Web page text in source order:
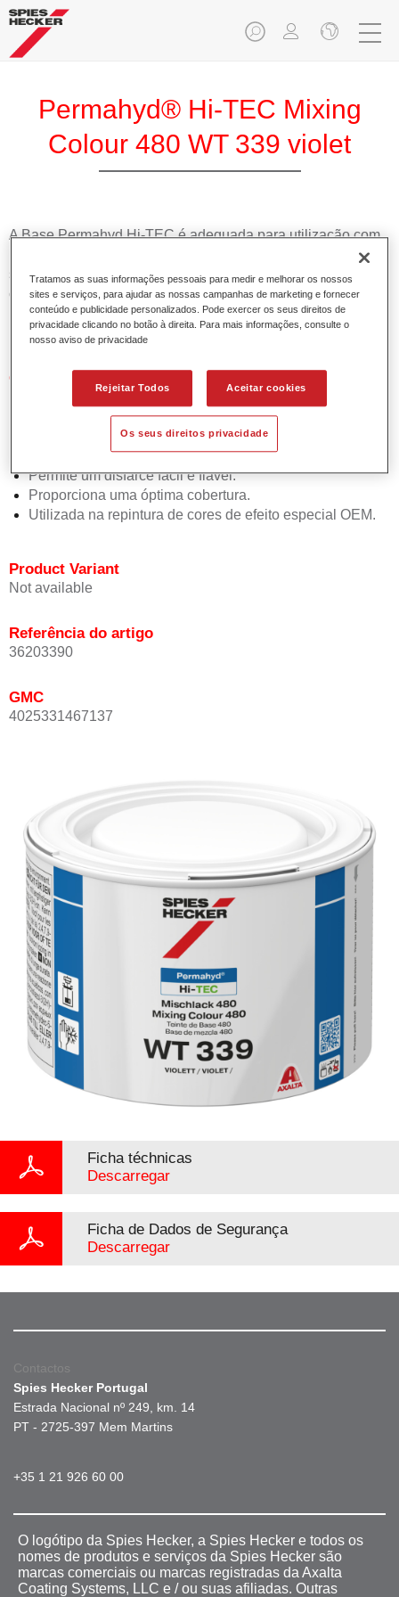
Permahyd® Hi-TEC Mixing
Colour 480 WT 339 violet
A Base Permahyd Hi-TEC é adequada para utilização com
sistema de base bicamada aquosa. Este sistema de mistura
contém todas as cores lisas e de efeito necessárias para a
repintura de alta qualidade de veículos automóveis de
passageiros.
Características do produto
Simples e rápido de aplicar.
Oferece uma precisão de cor excepcional mesmo com
orientação de efeito.
Promove tempos de processo curtos.
Permite um disfarce fácil e fiável.
Proporciona uma óptima cobertura.
Utilizada na repintura de cores de efeito especial OEM.
Product Variant
Not available
Referência do artigo
36203390
GMC
4025331467137
Ficha téchnicas
Descarregar
Ficha de Dados de Segurança
Descarregar
Contactos
Spies Hecker Portugal
Estrada Nacional nº 249, km. 14
PT - 2725-397 Mem Martins
+35 1 21 926 60 00
O logótipo da Spies Hecker, a Spies Hecker e todos os
nomes de produtos e serviços da Spies Hecker são
marcas comerciais ou marcas registradas da Axalta
Coating Systems, LLC e / ou suas afiliadas. Outras
Tratamos as suas informações pessoais para medir e melhorar os nossos
sites e serviços, para ajudar as nossas campanhas de marketing e fornecer
conteúdo e publicidade personalizados. Pode exercer os seus direitos de
privacidade clicando no botão à direita. Para mais informações, consulte o
nosso aviso de privacidade
Rejeitar Todos Aceitar cookies
Os seus direitos privacidade